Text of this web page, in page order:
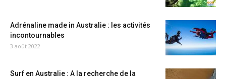
Adrénaline made in Australie : les activités
incontournables
3 août 2022
Surf en Australie : A la recherche de la